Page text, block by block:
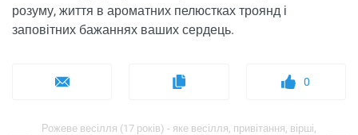
розуму, життя в ароматних пелюстках троянд і
заповітних бажаннях ваших сердець.
0
Рожеве весілля (17 років) - яке весілля, привітання, вірші,